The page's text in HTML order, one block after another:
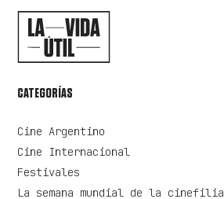
CATEGORÍAS
Cine Argentino
Cine Internacional
Festivales
La semana mundial de la cinefilia